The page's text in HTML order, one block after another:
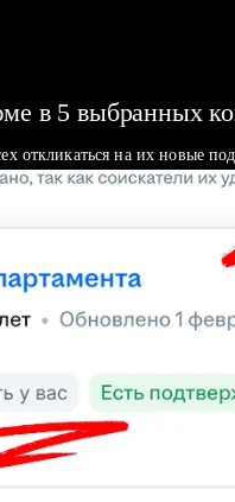
в 5 выбранных
откликаться на их новые